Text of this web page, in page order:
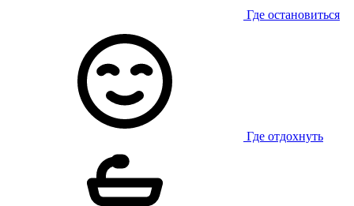
Где остановиться
Где отдохнуть